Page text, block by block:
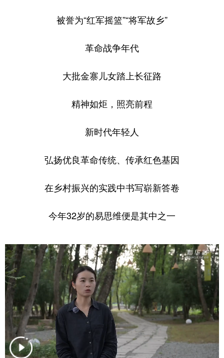
甘肃 青海
内蒙古 黑龙江
Español Français
日本語
被誉为“红军摇篮”“将军故乡”
革命战争年代
大批金寨儿女踏上长征路
精神如炬，照亮前程
新时代年轻人
弘扬优良革命传统、传承红色基因
在乡村振兴的实践中书写崭新答卷
今年32岁的易思维便是其中之一